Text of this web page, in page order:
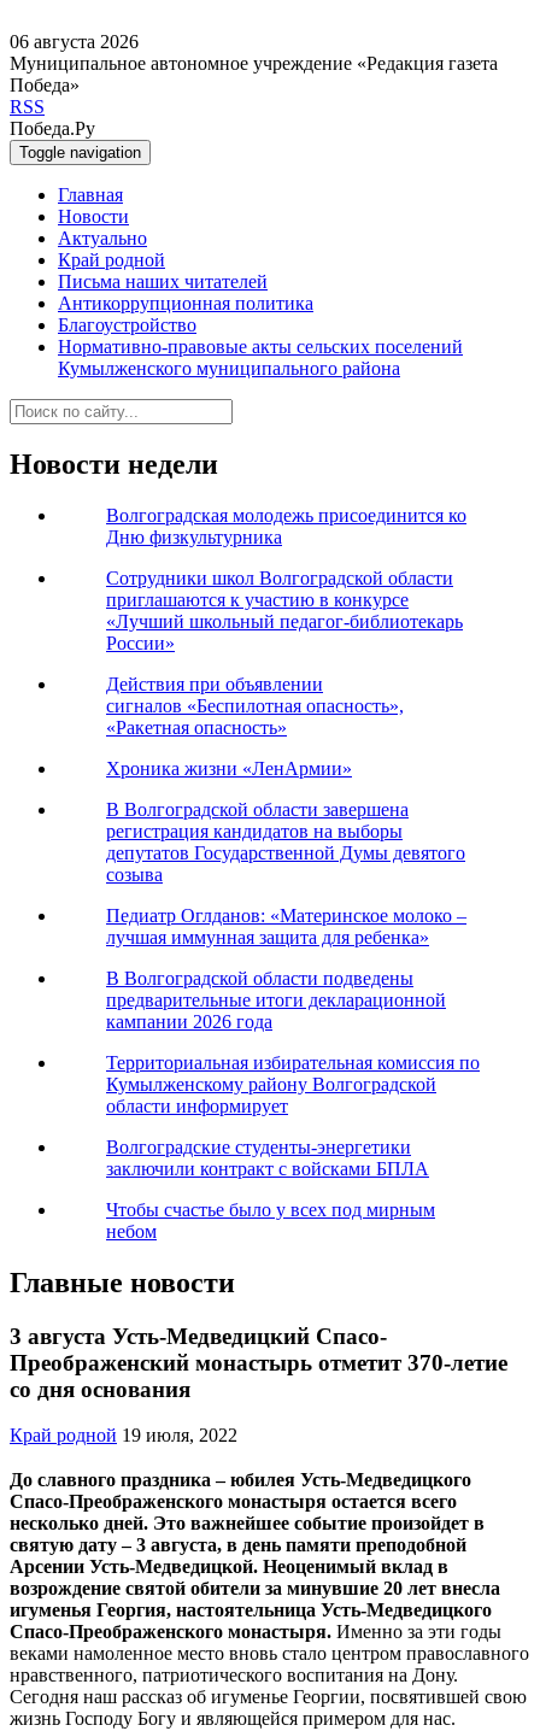
06 августа 2026
Муниципальное автономное учреждение «Редакция газета
Победа»
RSS
Победа.Ру
Toggle navigation
Главная
Новости
Актуально
Край родной
Письма наших читателей
Антикоррупционная политика
Благоустройство
Нормативно-правовые акты сельских поселений
Кумылженского муниципального района
Новости недели
Волгоградская молодежь присоединится ко
Дню физкультурника
Сотрудники школ Волгоградской области
приглашаются к участию в конкурсе
«Лучший школьный педагог-библиотекарь
России»
Действия при объявлении
сигналов «Беспилотная опасность»,
«Ракетная опасность»
Хроника жизни «ЛенАрмии»
В Волгоградской области завершена
регистрация кандидатов на выборы
депутатов Государственной Думы девятого
созыва
Педиатр Оглданов: «Материнское молоко –
лучшая иммунная защита для ребенка»
В Волгоградской области подведены
предварительные итоги декларационной
кампании 2026 года
Территориальная избирательная комиссия по
Кумылженскому району Волгоградской
области информирует
Волгоградские студенты-энергетики
заключили контракт с войсками БПЛА
Чтобы счастье было у всех под мирным
небом
Главные новости
3 августа Усть-Медведицкий Спасо-
Преображенский монастырь отметит 370-летие
со дня основания
Край родной 19 июля, 2022
До славного праздника – юбилея Усть-Медведицкого
Спасо-Преображенского монастыря остается всего
несколько дней. Это важнейшее событие произойдет в
святую дату – 3 августа, в день памяти преподобной
Арсении Усть-Медведицкой. Неоценимый вклад в
возрождение святой обители за минувшие 20 лет внесла
игуменья Георгия, настоятельница Усть-Медведицкого
Спасо-Преображенского монастыря. Именно за эти годы
веками намоленное место вновь стало центром православного
нравственного, патриотического воспитания на Дону.
Сегодня наш рассказ об игуменье Георгии, посвятившей свою
жизнь Господу Богу и являющейся примером для нас.